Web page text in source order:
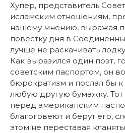
Хупер, представитель
исламским отношениям,
нашему мнению, выражая
повестку дня в
лучше не раскачивать
Как выразился один поэт,
советским паспортом, он
бюрократизм и послал бы
любую другую бумажку. Тот
перед американским
благоговеют и берут его,
этом не переставая